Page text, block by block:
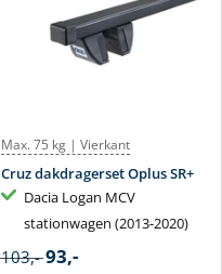
Max. 75 kg | Vierkant
Cruz dakdragerset Oplus SR+
Dacia Logan MCV
stationwagen (2013-2020)
103,- 93,-